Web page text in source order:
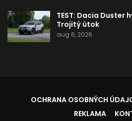
TEST: Dacia Duster
Trojitý útok
aug 6, 2026
OCHRANA OSOBNÝCH
REKLAMA